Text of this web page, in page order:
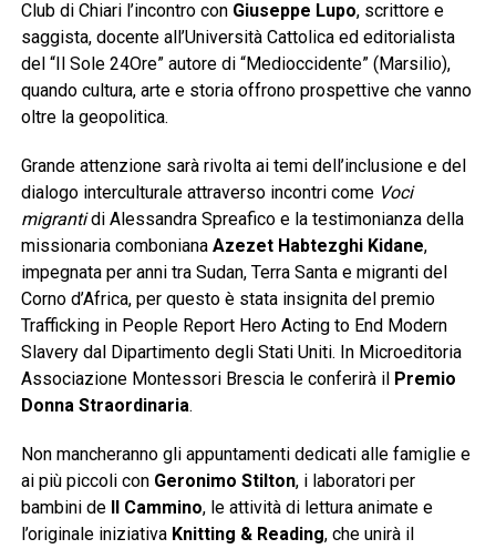
Club di Chiari l’incontro con Giuseppe Lupo, scrittore e
saggista, docente all’Università Cattolica ed editorialista
del “Il Sole 24Ore” autore di “Medioccidente” (Marsilio),
quando cultura, arte e storia offrono prospettive che vanno
oltre la geopolitica.
Grande attenzione sarà rivolta ai temi dell’inclusione e del
dialogo interculturale attraverso incontri come Voci
migrantidi Alessandra Spreafico e la testimonianza della
missionaria comboniana Azezet Habtezghi Kidane,
impegnata per anni tra Sudan, Terra Santa e migranti del
Corno d’Africa, per questo è stata insignita del premio
Trafficking in People Report Hero Acting to End Modern
Slavery dal Dipartimento degli Stati Uniti. In Microeditoria
Associazione Montessori Brescia le conferirà il Premio
Donna Straordinaria.
Non mancheranno gli appuntamenti dedicati alle famiglie e
ai più piccoli con Geronimo Stilton, i laboratori per
bambini de
Il Cammino, le attività di lettura animate e
l’originale iniziativa Knitting & Reading, che unirà il